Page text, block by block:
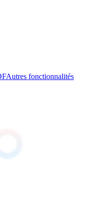
Autres fonctionnalités